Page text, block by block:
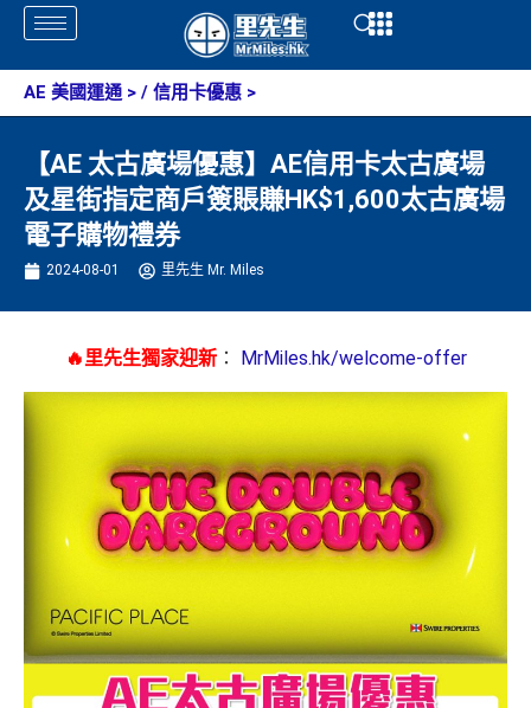
Skip
content
Open
AE 美國運通 > / 信用卡優惠 >
【AE 太古廣場優惠】AE信用卡太古廣場
及星街指定商戶簽賬賺HK$1,600太古廣場
電子購物禮券
2024-08-01 里先生 Mr. Miles
🔥里先生獨家迎新： MrMiles.hk/welcome-offer